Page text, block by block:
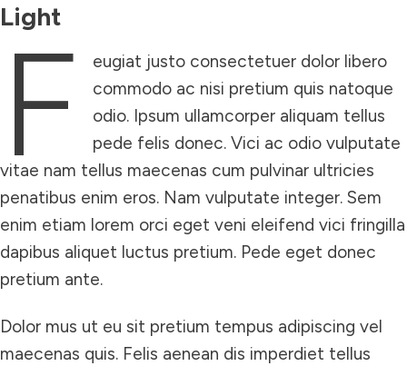
Light
F
eugiat justo consectetuer dolor libero
commodo ac nisi pretium quis natoque
odio. Ipsum ullamcorper aliquam tellus
pede felis donec. Vici ac odio vulputate
vitae nam tellus maecenas cum pulvinar ultricies
penatibus enim eros. Nam vulputate integer. Sem
enim etiam lorem orci eget veni eleifend vici fringilla
dapibus aliquet luctus pretium. Pede eget donec
pretium ante.
Dolor mus ut eu sit pretium tempus adipiscing vel
maecenas quis. Felis aenean dis imperdiet tellus